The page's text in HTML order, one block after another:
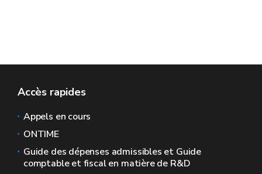
Accès rapides
Appels en cours
ONTIME
Guide des dépenses admissibles et Guide
comptable et fiscal en matière de R&D